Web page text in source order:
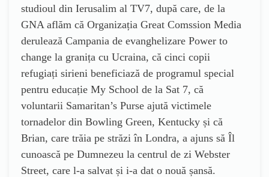
studioul din Ierusalim al TV7, după care, de la
GNA aflăm că Organizația Great Comssion Media
derulează Campania de evanghelizare Power to
change la granița cu Ucraina, că cinci copii
refugiați sirieni beneficiază de programul special
pentru educație My School de la Sat 7, că
voluntarii Samaritan’s Purse ajută victimele
tornadelor din Bowling Green, Kentucky și că
Brian, care trăia pe străzi în Londra, a ajuns să Îl
cunoască pe Dumnezeu la centrul de zi Webster
Street, care l-a salvat și i-a dat o nouă șansă.